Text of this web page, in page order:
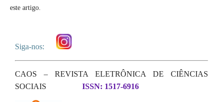
este artigo.
Siga-nos:
CAOS – REVISTA ELETRÔNICA DE CIÊNCIAS
SOCIAIS
ISSN: 1517-6916